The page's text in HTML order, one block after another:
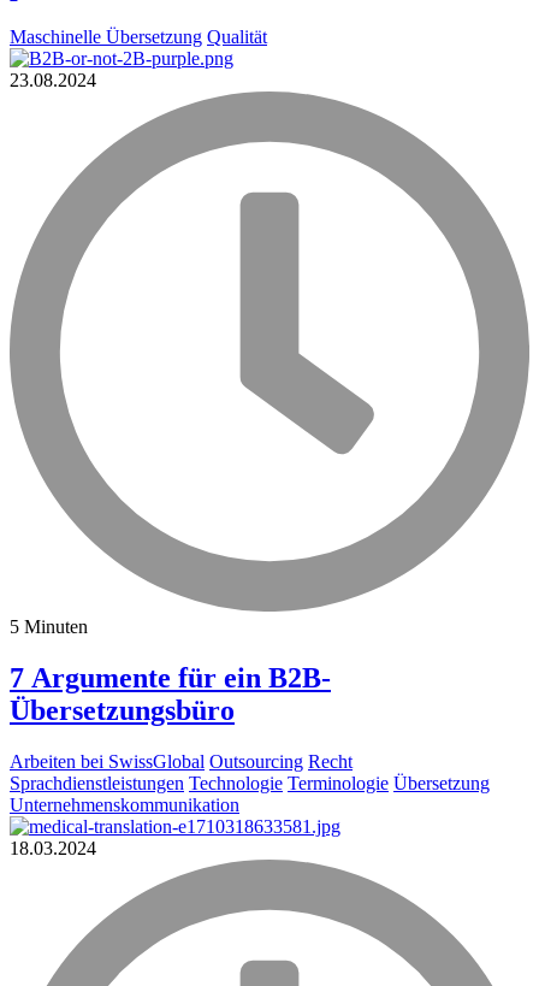
Maschinelle Übersetzung Qualität
23.08.2024
5 Minuten
7 Argumente für ein B2B-
Übersetzungsbüro
Arbeiten bei SwissGlobal Outsourcing Recht
Sprachdienstleistungen Technologie Terminologie Übersetzung
Unternehmenskommunikation
18.03.2024